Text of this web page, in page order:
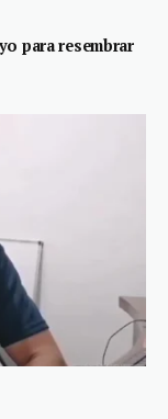
para resembrar